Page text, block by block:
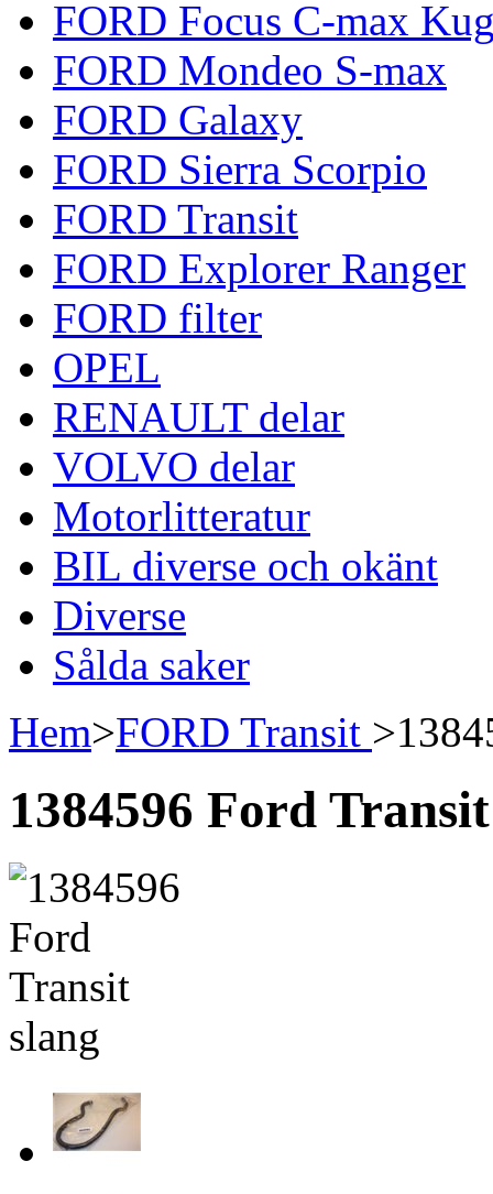
FORD Focus C-max
FORD Mondeo S-max
FORD Galaxy
FORD Sierra Scorpio
FORD Transit
FORD Explorer Ranger
FORD filter
OPEL
RENAULT delar
VOLVO delar
Motorlitteratur
BIL diverse och okänt
Diverse
Sålda saker
Hem>FORD Transit >
1384596 Ford